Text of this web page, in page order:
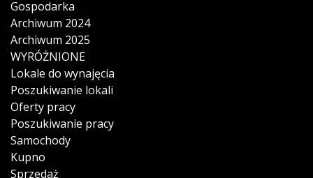
Gospodarka
Archiwum 2024
Archiwum 2025
WYRÓŻNIONE
Lokale do wynajęcia
Poszukiwanie lokali
Oferty pracy
Poszukiwanie pracy
Samochody
Kupno
Sprzedaż